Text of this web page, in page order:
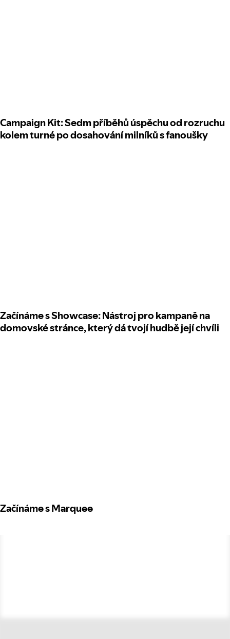
Campaign Kit: Sedm příběhů úspěchu od rozruchu
kolem turné po dosahování milníků s fanoušky
Začínáme s Showcase: Nástroj pro kampaně na
domovské stránce, který dá tvojí hudbě její chvíli
Začínáme s Marquee